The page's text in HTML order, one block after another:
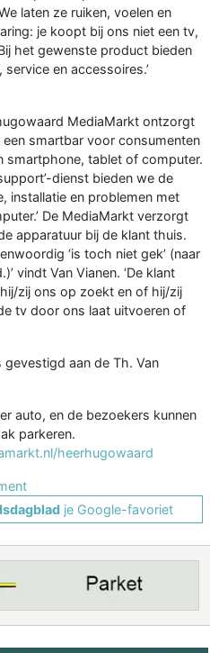
laten ze ruiken, voelen en
je koopt bij ons niet een tv,
het gewenste product bieden
en accessoires.’
MediaMarkt ontzorgt
smartbar voor consumenten
smartphone, tablet of computer.
dienst bieden we de
installatie en problemen met
De MediaMarkt verzorgt
apparatuur bij de klant thuis.
‘is toch niet gek’ (naar
vindt Van Vianen. ‘De klant
zij ons op zoekt en of hij/zij
tv door ons laat uitvoeren of
aan de Th. Van
auto, en de bezoekers kunnen
parkeren.
heerhugowaard
je Google-favoriet